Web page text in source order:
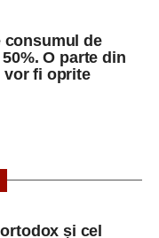
consumul de
O parte din
vor fi oprite
și cel